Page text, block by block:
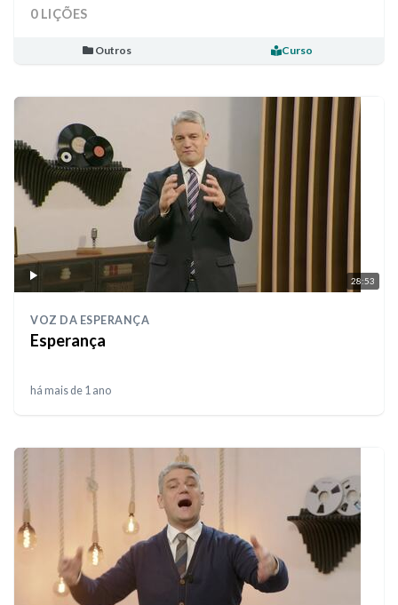
0 LIÇÕES
Outros Curso
28:53
VOZ DA ESPERANÇA
Esperança
há mais de 1 ano